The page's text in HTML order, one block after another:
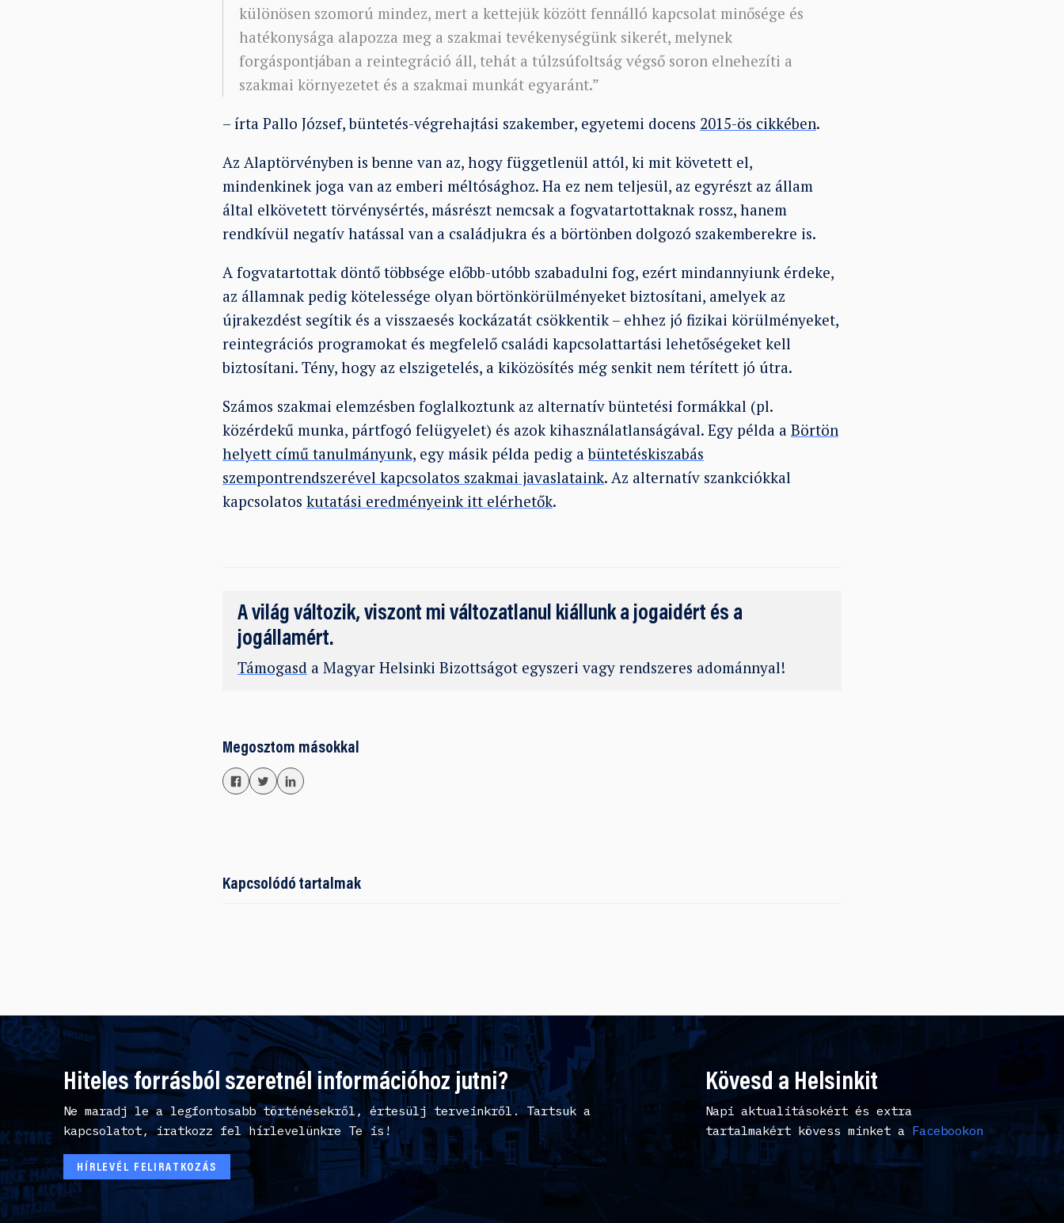
különösen szomorú mindez, mert a kettejük között fennálló kapcsolat minősége és
hatékonysága alapozza meg a szakmai tevékenységünk sikerét, melynek
forgáspontjában a reintegráció áll, tehát a túlzsúfoltság végső soron elnehezíti a
szakmai környezetet és a szakmai munkát egyaránt.”
– írta Pallo József, büntetés-végrehajtási szakember, egyetemi docens 2015-ös cikkében.
Az Alaptörvényben is benne van az, hogy függetlenül attól, ki mit követett el,
mindenkinek joga van az emberi méltósághoz. Ha ez nem teljesül, az egyrészt az állam
által elkövetett törvénysértés, másrészt nemcsak a fogvatartottaknak rossz, hanem
rendkívül negatív hatással van a családjukra és a börtönben dolgozó szakemberekre is.
A fogvatartottak döntő többsége előbb-utóbb szabadulni fog, ezért mindannyiunk érdeke,
az államnak pedig kötelessége olyan börtönkörülményeket biztosítani, amelyek az
újrakezdést segítik és a visszaesés kockázatát csökkentik – ehhez jó fizikai körülményeket,
reintegrációs programokat és megfelelő családi kapcsolattartási lehetőségeket kell
biztosítani. Tény, hogy az elszigetelés, a kiközösítés még senkit nem térített jó útra.
Számos szakmai elemzésben foglalkoztunk az alternatív büntetési formákkal (pl.
közérdekű munka, pártfogó felügyelet) és azok kihasználatlanságával. Egy példa a Börtön
helyett című tanulmányunk,egy másik példa pedig abüntetéskiszabás
szempontrendszerével kapcsolatos szakmai javaslataink. Az alternatív szankciókkal
kapcsolatos kutatási eredményeink itt elérhetők.
A világ változik, viszont mi változatlanul kiállunk a jogaidért és a
jogállamért.
Támogasd a Magyar Helsinki Bizottságot egyszeri vagy rendszeres adománnyal!
Megosztom másokkal
Kapcsolódó tartalmak
Hiteles forrásból szeretnél információhoz jutni?
Ne maradj le a legfontosabb történésekről, értesülj terveinkről. Tartsuk a
kapcsolatot, iratkozz fel hírlevelünkre Te is!
HÍRLEVÉL FELIRATKOZÁS
Kövesd a Helsinkit
Napi aktualitásokért és extra
tartalmakért kövess minket aFacebookon